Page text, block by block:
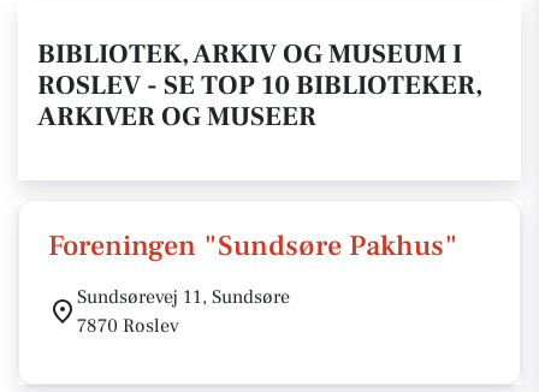
BIBLIOTEK, ARKIV OG MUSEUM I
ROSLEV - SE TOP 10 BIBLIOTEKER,
ARKIVER OG MUSEER
Foreningen "Sundsøre Pakhus"
Sundsørevej 11, Sundsøre
7870 Roslev